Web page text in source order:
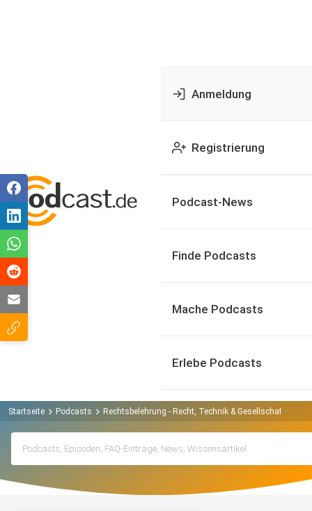
Anmeldung
Registrierung
Podcast-News
Finde Podcasts
Mache Podcasts
Erlebe Podcasts
Startseite Podcasts Rechtsbelehrung - Recht, Technik & Gesellschaft